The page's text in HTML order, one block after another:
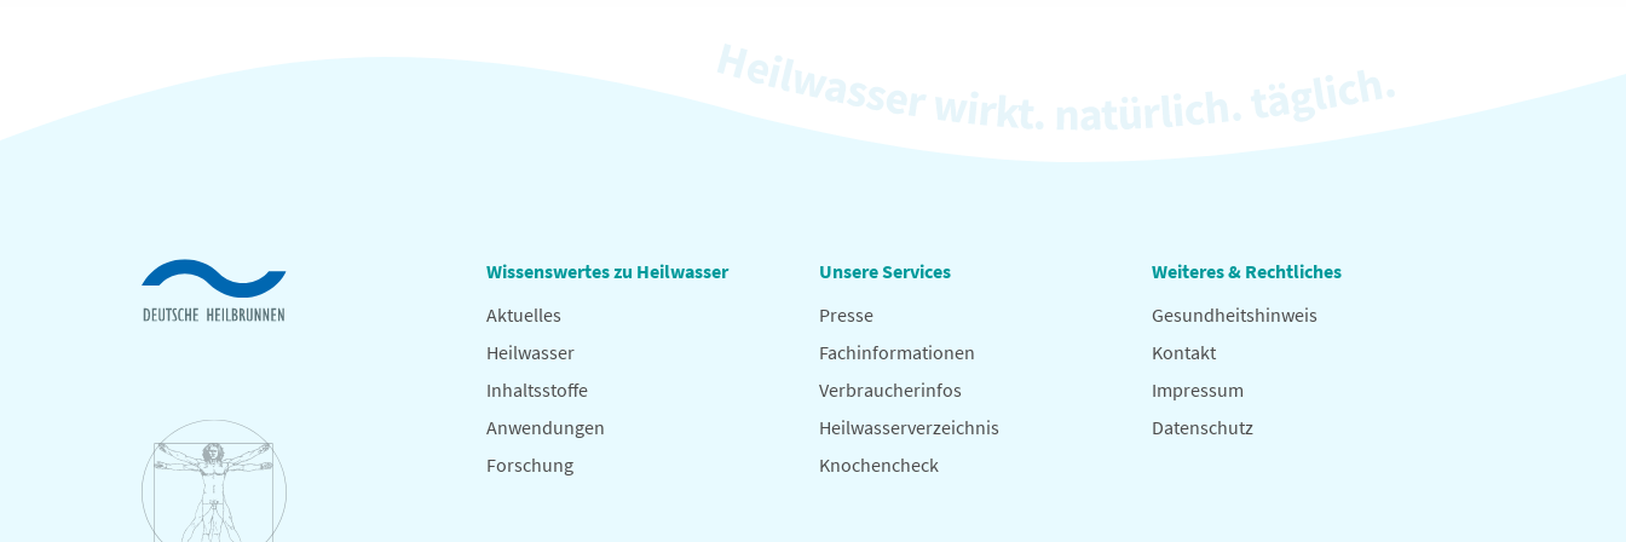
Wissenswertes zu Heilwasser
Aktuelles
Heilwasser
Inhaltsstoffe
Anwendungen
Forschung
Unsere Services
Presse
Fachinformationen
Verbraucherinfos
Heilwasserverzeichnis
Knochencheck
Weiteres & Rechtliches
Gesundheitshinweis
Kontakt
Impressum
Datenschutz